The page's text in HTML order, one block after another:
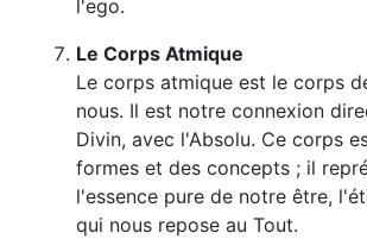
l'ego.
Le Corps Atmique
Le corps atmique est le corps
nous. Il est notre connexion
Divin, avec l'Absolu. Ce corps
formes et des concepts ; il
l'essence pure de notre être,
qui nous repose au Tout.